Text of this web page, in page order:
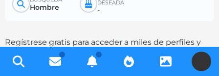
Hombre
DESEADA
-
Regístrese gratis para acceder a miles de perfiles y
aumente sus posibilidades de contacto
completando su descripción.